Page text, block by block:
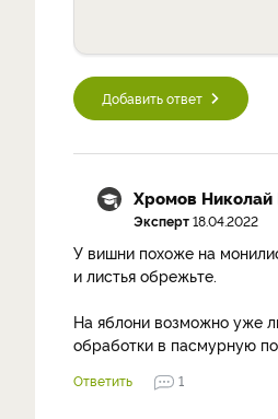
Добавить ответ
Хромов
Эксперт18.04.2022
У вишни похоже на
и листья обрежьте.
На яблони возможно уже
обработки в пасмурную
Ответить 1